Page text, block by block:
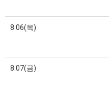
8.06(목)
8.07(금)